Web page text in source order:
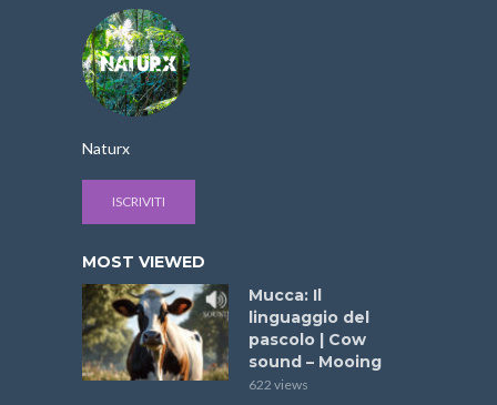
Naturx
ISCRIVITI
MOST VIEWED
Mucca: Il
linguaggio del
pascolo | Cow
sound – Mooing
622 views